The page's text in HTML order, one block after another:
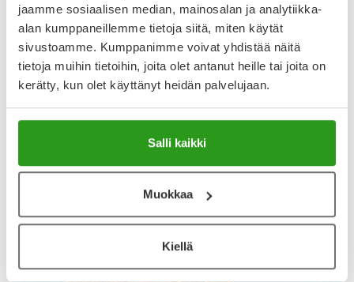
jaamme sosiaalisen median, mainosalan ja analytiikka-
alan kumppaneillemme tietoja siitä, miten käytät
sivustoamme. Kumppanimme voivat yhdistää näitä
tietoja muihin tietoihin, joita olet antanut heille tai joita on
kerätty, kun olet käyttänyt heidän palvelujaan.
Salli kaikki
Muokkaa
Kiellä
Hyvä tuote päivittäiseen luomien puhdistamiseen ja
silmämeikin poistamiseen. Sopii herkille silmille. Kohtuu
hintainen tuote.
Näytä lisää arvosteluja